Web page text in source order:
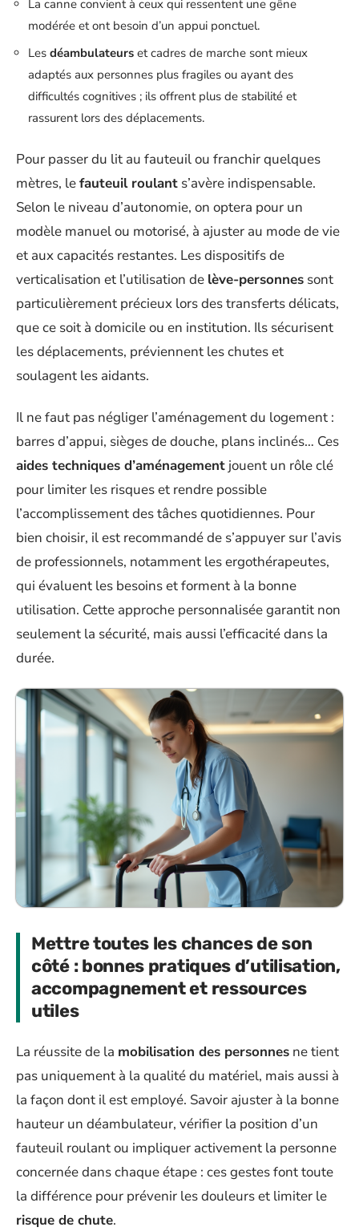
La canne convient à ceux qui ressentent une gêne
modérée et ont besoin d’un appui ponctuel.
Les déambulateurs et cadres de marche sont mieux
adaptés aux personnes plus fragiles ou ayant des
difficultés cognitives ; ils offrent plus de stabilité et
rassurent lors des déplacements.
Pour passer du lit au fauteuil ou franchir quelques
mètres, lefauteuil roulant s’avère indispensable.
Selon le niveau d’autonomie, on optera pour un
modèle manuel ou motorisé, à ajuster au mode de vie
et aux capacités restantes. Les dispositifs de
verticalisation et l’utilisation de lève-personnes sont
particulièrement précieux lors des transferts délicats,
que ce soit à domicile ou en institution. Ils sécurisent
les déplacements, préviennent les chutes et
soulagent les aidants.
Il ne faut pas négliger l’aménagement du logement :
barres d’appui, sièges de douche, plans inclinés… Ces
aides techniques d’aménagement jouent un rôle clé
pour limiter les risques et rendre possible
l’accomplissement des tâches quotidiennes. Pour
bien choisir, il est recommandé de s’appuyer sur l’avis
de professionnels, notamment les ergothérapeutes,
qui évaluent les besoins et forment à la bonne
utilisation. Cette approche personnalisée garantit non
seulement la sécurité, mais aussi l’efficacité dans la
durée.
Mettre toutes les chances de son
côté : bonnes pratiques d’utilisation,
accompagnement et ressources
utiles
La réussite de la mobilisation des personnes ne tient
pas uniquement à la qualité du matériel, mais aussi à
la façon dont il est employé. Savoir ajuster à la bonne
hauteur un déambulateur, vérifier la position d’un
fauteuil roulant ou impliquer activement la personne
concernée dans chaque étape : ces gestes font toute
la différence pour prévenir les douleurs et limiter le
risque de chute.